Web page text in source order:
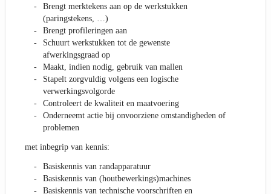
Brengt merktekens aan op de werkstukken
(paringstekens, …)
Brengt profileringen aan
Schuurt werkstukken tot de gewenste
afwerkingsgraad op
Maakt, indien nodig, gebruik van mallen
Stapelt zorgvuldig volgens een logische
verwerkingsvolgorde
Controleert de kwaliteit en maatvoering
Onderneemt actie bij onvoorziene omstandigheden of
problemen
met inbegrip van kennis:
Basiskennis van randapparatuur
Basiskennis van (houtbewerkings)machines
Basiskennis van technische voorschriften en